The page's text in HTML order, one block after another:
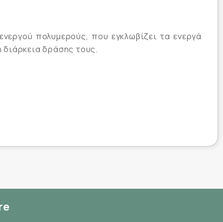
πολυμερούς, που εγκλωβίζει τα ενεργά
διάρκεια δράσης τους.